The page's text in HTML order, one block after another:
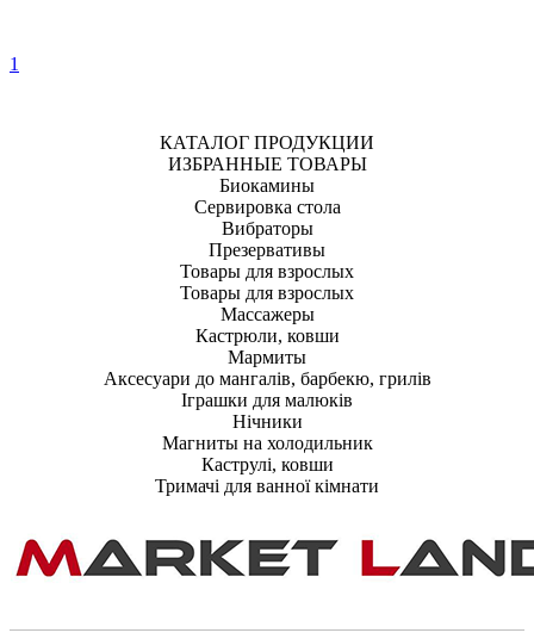
1
КАТАЛОГ ПРОДУКЦИИ
ИЗБРАННЫЕ ТОВАРЫ
Биокамины
Сервировка стола
Вибраторы
Презервативы
Товары для взрослых
Товары для взрослых
Массажеры
Кастрюли, ковши
Мармиты
Аксесуари до мангалів, барбекю, грилів
Іграшки для малюків
Нічники
Магниты на холодильник
Каструлі, ковши
Тримачі для ванної кімнати